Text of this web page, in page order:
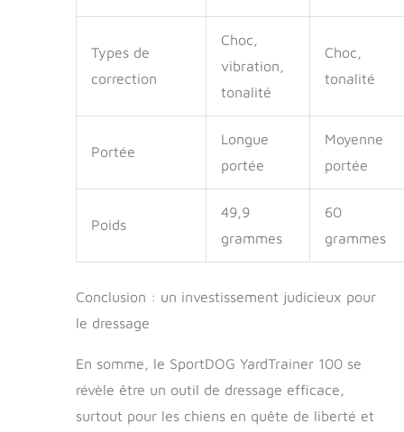
la marque SportDOG
est conçu pour
large gamme de
races et de tailles
de chiens. Ce collier
de dressage pour
chien est réglable
pesant 3,6 kg ou
plus avec des tours
assurant un
ajustement
taille ou la race de
votre chien.
aux États-Unis :
Types de
correction
Choc,
vibration,
tonalité
Choc,
tonalité
Portée
Longue
portée
Moyenne
portée
Poids
49,9
grammes
60
grammes
Conclusion : un investissement judicieux pour
le dressage
En somme, le SportDOG YardTrainer 100 se
révèle être un outil de dressage efficace,
surtout pour les chiens en quête de liberté et